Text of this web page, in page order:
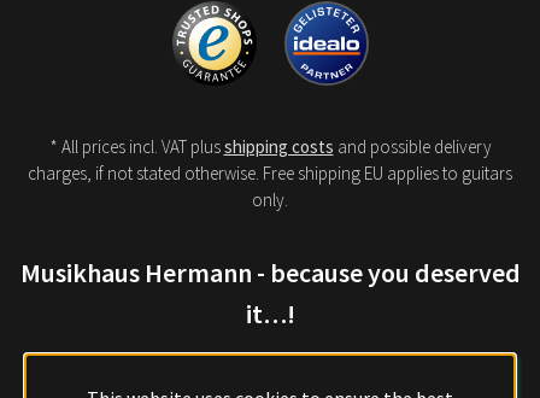
* All prices incl. VAT plusshipping costs and possible delivery
charges, if not stated otherwise. Free shipping EU applies to guitars
only.
Musikhaus Hermann - because you deserved
it…!